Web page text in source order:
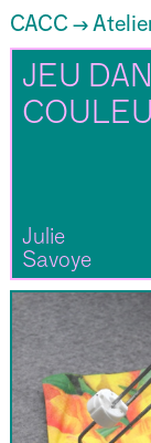
CACC →
JEU
Julie
Savoye